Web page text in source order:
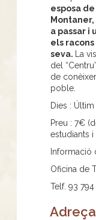
esposa
Montaner,
a passar i
els
seva.
La
del
de
poble.
Dies :
Preu : 7€
estudiants
Informació
Oficina de
Telf. 93
Adreça